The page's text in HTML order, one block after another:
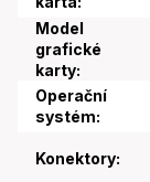
Model
grafické
karty:
Operační
systém:
Konektory: